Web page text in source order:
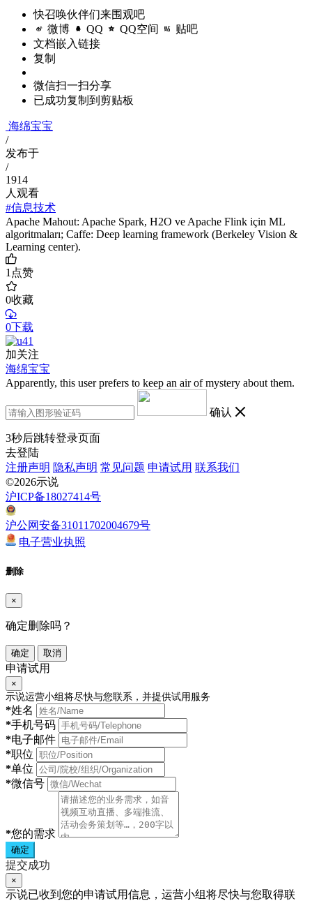
快召唤伙伴们来围观吧
微博 QQ QQ空间 贴吧
文档嵌入链接
复制
微信扫一扫分享
已成功复制到剪贴板
海绵宝宝
/
发布于
/
1914
人观看
#信息技术
Apache Mahout: Apache Spark, H2O ve Apache Flink için ML
algoritmaları; Caffe: Deep learning framework (Berkeley Vision &
Learning center).
1点赞
0收藏
0下载
加关注
海绵宝宝
Apparently, this user prefers to keep an air of mystery about them.
确认
3秒后跳转登录页面
去登陆
注册声明 隐私声明 常见问题 申请试用 联系我们
©2026示说
沪ICP备18027414号
沪公网安备31011702004679号
电子营业执照
删除
×
确定删除吗？
确定 取消
申请试用
×
示说运营小组将尽快与您联系，并提供试用服务
*姓名
*手机号码
*电子邮件
*职位
*单位
*微信号
*您的需求
确定
提交成功
×
示说已收到您的申请试用信息，运营小组将尽快与您取得联